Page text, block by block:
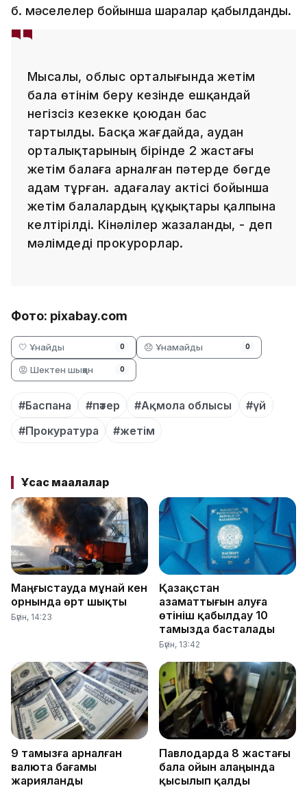
б. мәселелер бойынша шаралар қабылданды.
Мысалы, облыс орталығында жетім
бала өтінім беру кезінде ешқандай
негізсіз кезекке қоюдан бас
тартылды. Басқа жағдайда, аудан
орталықтарының бірінде 2 жастағы
жетім балаға арналған пәтерде бөгде
адам тұрған. Қадағалау актісі бойынша
жетім балалардың құқықтары қалпына
келтірілді. Кінәлілер жазаланды, - деп
мәлімдеді прокурорлар.
Фото: pixabay.com
🤍 Ұнайды 0 😞 Ұнамайды 0
😡 Шектен шыққан 0
#Баспана #пәтер #Ақмола облысы
#үй
#Прокуратура
#жетім
Ұқсас мақалалар
Маңғыстауда мұнай кен
орнында өрт шықты
Бүгін, 14:23
Қазақстан
азаматтығын алуға
өтініш қабылдау 10
тамызда басталады
Бүгін, 13:42
9 тамызға арналған
валюта бағамы
жарияланды
Павлодарда 8 жастағы
бала ойын алаңында
қысылып қалды